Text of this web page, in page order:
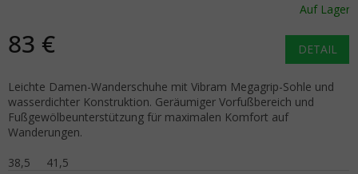
Auf Lager
83 € DETAIL
Leichte Damen-Wanderschuhe mit Vibram Megagrip-Sohle und
wasserdichter Konstruktion. Geräumiger Vorfußbereich und
Fußgewölbeunterstützung für maximalen Komfort auf
Wanderungen.
38,5
41,5